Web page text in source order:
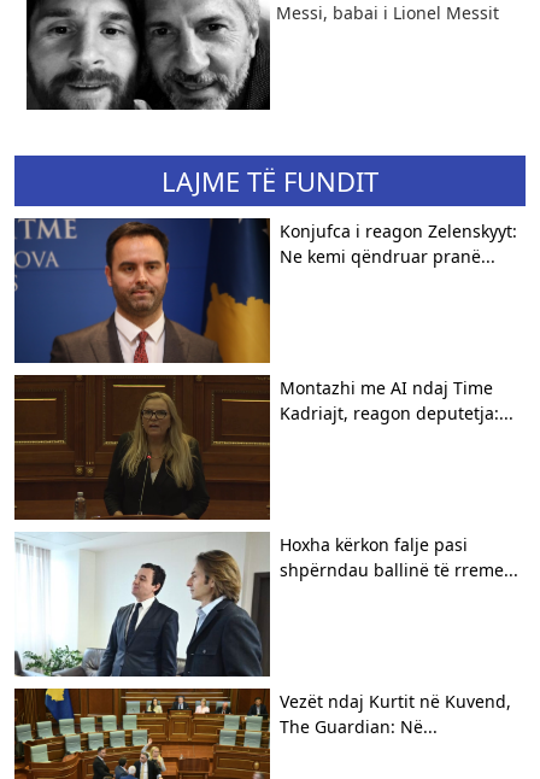
Messi, babai i Lionel Messit
LAJME TË FUNDIT
Konjufca i reagon Zelenskyyt:
Ne kemi qëndruar pranë...
Montazhi me AI ndaj Time
Kadriajt, reagon deputetja:...
Hoxha kërkon falje pasi
shpërndau ballinë të rreme...
Vezët ndaj Kurtit në Kuvend,
The Guardian: Në...